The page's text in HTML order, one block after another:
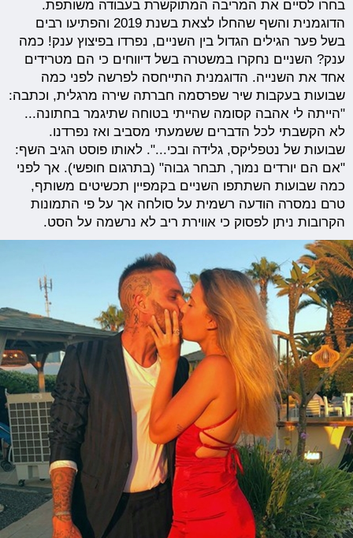
בחרו לסיים את המריבה המתוקשרת בעבודה משותפת.
הדוגמנית והשף שהחלו לצאת בשנת 2019 והפתיעו רבים
בשל פער הגילים הגדול בין השניים, נפרדו בפיצוץ ענק! כמה
ענק? השניים נחקרו במשטרה בשל דיווחים כי הם מטרידים
אחד את השנייה. הדוגמנית התייחסה לפרשה לפני כמה
שבועות בעקבות שיר שפרסמה חברתה שירה מרגלית, וכתבה:
"הייתה לי אהבה קסומה שהייתי בטוחה שתיגמר בחתונה...
לא הקשבתי לכל הדברים ששמעתי מסביב ואז נפרדנו.
שבועות של נטפליקס, גלידה ובכי...". לאותו פוסט הגיב השף:
"אם הם יורדים נמוך, תבחר גבוה" (בתרגום חופשי). אך לפני
כמה שבועות השתתפו השניים בקמפיין תכשיטים משותף,
טרם נמסרה הודעה רשמית על סולחה אך על פי התמונות
הקרובות ניתן לפסוק כי אווירת ריב לא נרשמה על הסט.